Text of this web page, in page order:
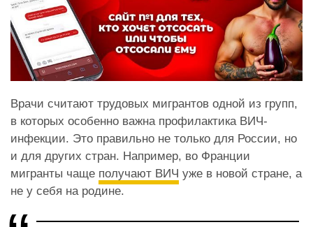
Врачи считают трудовых мигрантов одной из групп,
в которых особенно важна профилактика ВИЧ-
инфекции. Это правильно не только для России, но
и для других стран. Например, во Франции
мигранты чаще получают ВИЧ уже в новой стране, а
не у себя на родине.